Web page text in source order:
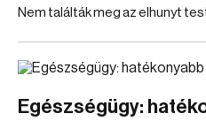
Nem találták meg az elhunyt
Egészségügy: